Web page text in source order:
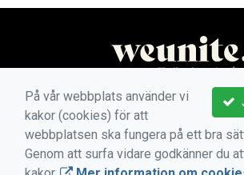
På vår webbplats använder vi
kakor (cookies) för att
webbplatsen ska fungera på ett bra
Genom att surfa vidare godkänner du